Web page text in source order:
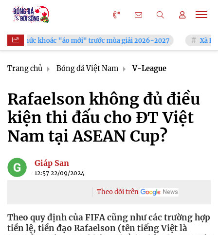
"áo mới" trước mùa giải 2026-2027 Xã Hùng Châu tưng
Trang chủ Bóng đá Việt Nam V-League
Rafaelson không đủ điều
kiện thi đấu cho ĐT Việt
Nam tại ASEAN Cup?
Giáp San
12:57 22/09/2024
Theo dõi trên
Theo quy định của FIFA cũng như các trường hợp
tiền lệ, tiền đạo Rafaelson (tên tiếng Việt là